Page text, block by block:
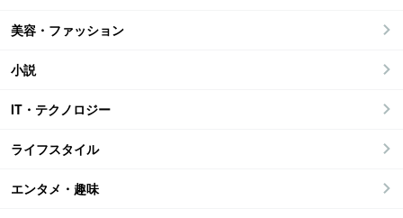
美容・ファッション
小説
IT・テクノロジー
ライフスタイル
エンタメ・趣味